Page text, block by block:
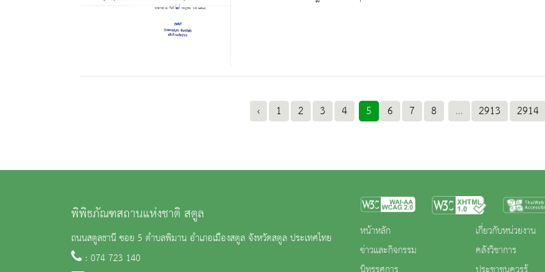
‹ 1 2 3 4 5 6 7 8 ... 2913 2914
พิพิธภัณฑสถานแห่งชาติ สตูล
ถนนสตูลธานี ซอย 5 ตำบลพิมาน อำเภอเมืองสตูล จังหวัดสตูล ประเทศไทย
: 074 723 140
หน้าหลัก
ข่าวและกิจกรรม
เกี่ยวกับหน่วยงาน
คลังวิชาการ